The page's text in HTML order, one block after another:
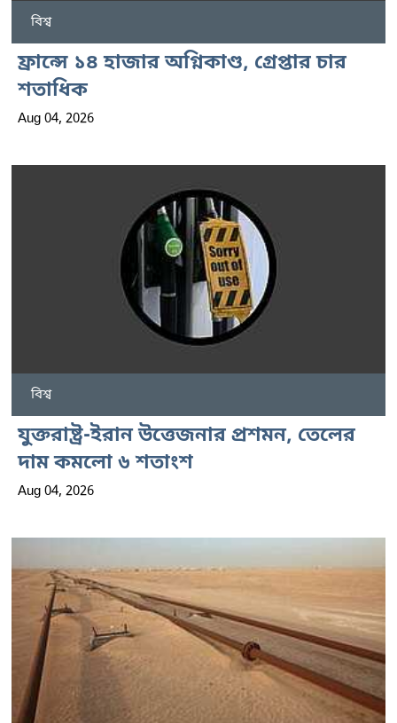
বিশ্ব
ফ্রান্সে ১৪ হাজার অগ্নিকাণ্ড, গ্রেপ্তার চার
শতাধিক
Aug 04, 2026
বিশ্ব
যুক্তরাষ্ট্র-ইরান উত্তেজনার প্রশমন, তেলের
দাম কমলো ৬ শতাংশ
Aug 04, 2026